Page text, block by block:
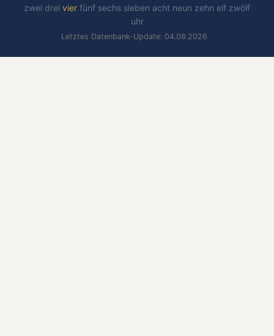
zwei drei vier fünf sechs sieben acht neun zehn elf zwölf
uhr
Letztes Datenbank-Update: 04.08.2026